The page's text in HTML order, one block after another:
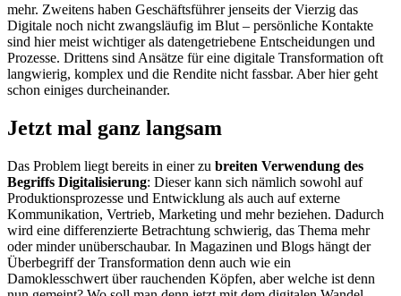
mehr. Zweitens haben Geschäftsführer jenseits der Vierzig das
Digitale noch nicht zwangsläufig im Blut – persönliche Kontakte
sind hier meist wichtiger als datengetriebene Entscheidungen und
Prozesse. Drittens sind Ansätze für eine digitale Transformation oft
langwierig, komplex und die Rendite nicht fassbar. Aber hier geht
schon einiges durcheinander.
Jetzt mal ganz langsam
Das Problem liegt bereits in einer zu breiten Verwendung des
Begriffs Digitalisierung: Dieser kann sich nämlich sowohl auf
Produktionsprozesse und Entwicklung als auch auf externe
Kommunikation, Vertrieb, Marketing und mehr beziehen. Dadurch
wird eine differenzierte Betrachtung schwierig, das Thema mehr
oder minder unüberschaubar. In Magazinen und Blogs hängt der
Überbegriff der Transformation denn auch wie ein
Damoklesschwert über rauchenden Köpfen, aber welche ist denn